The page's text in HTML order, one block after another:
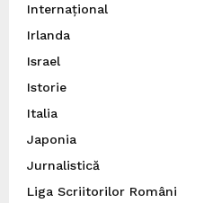
Internațional
Irlanda
Israel
Istorie
Italia
Japonia
Jurnalistică
Liga Scriitorilor Români